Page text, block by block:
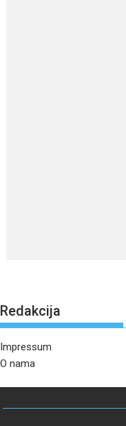
Redakcija
Impressum
O nama